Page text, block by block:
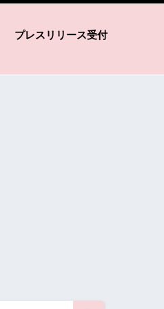
プレスリリース受付